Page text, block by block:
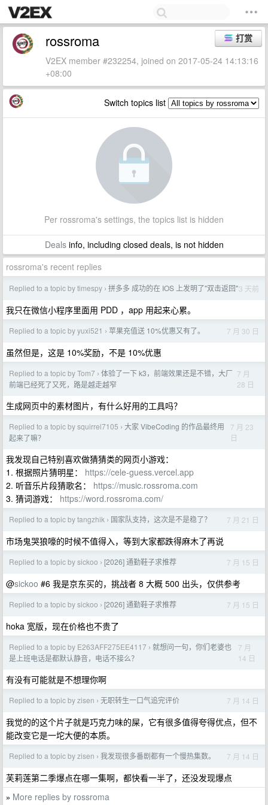
打赏
rossroma
V2EX member #232254, joined on 2017-05-24 14:13:16
+08:00
Switch topics list
Per rossroma's settings, the topics list is hidden
Dealsinfo, including closed deals, is not hidden
rossroma's recent replies
Replied to a topic by timespy › 拼多多 成功的在 IOS 上发明了"双击返回"3 天前
我只在微信小程序里面用 PDD ，app 用起来心累。
Replied to a topic by yuxi521 › 苹果充值送 10%优惠又有了。 7 月 30 日
虽然但是，这是 10%奖励，不是 10%优惠
Replied to a topic by Tom7 › 体验了一下 k3，前端效果还是不错，大厂
前端已经死了又死，路是越走越窄
7 月
28 日
生成网页中的素材图片，有什么好用的工具吗？
Replied to a topic by squirrel7105 › 大家 VibeCoding 的作品最终用
起来了嘛？
7 月 23
日
我发现自己特别喜欢做猜猜类的网页小游戏：
1. 根据照片猜明星： https://cele-guess.vercel.app
2. 听音乐片段猜歌名： https://music.rossroma.com
3. 猜词游戏： https://word.rossroma.com/
Replied to a topic by tangzhik › 国家队支持，这次是不是稳了？ 7 月 21 日
市场鬼哭狼嚎的时候不值得入，等到大家都跌得麻木了再说
Replied to a topic by sickoo › [2026] 通勤鞋子求推荐 7 月 15 日
@sickoo #6 我是京东买的，挑战者 8 大概 500 出头，仅供参考
Replied to a topic by sickoo › [2026] 通勤鞋子求推荐 7 月 15 日
hoka 宽版，现在价格也不贵了
Replied to a topic by E263AFF275EE4117 › 就想问一句，你们老婆也
是上班电话是都默认静音，电话不接么？
7 月
14 日
有没有可能就是不想理你啊
Replied to a topic by zisen › 无职转生一口气追完评价 7 月 14 日
我觉的的这个片子就是巧克力味的屎，它有很多值得夸得优点，但不
能改变它是一坨大便的本质。
Replied to a topic by zisen › 我发现很多番剧都有一个慢热集数。 7 月 14 日
芙莉莲第二季爆点在哪一集啊，都快看一半了，还没发现爆点
» More replies by rossroma